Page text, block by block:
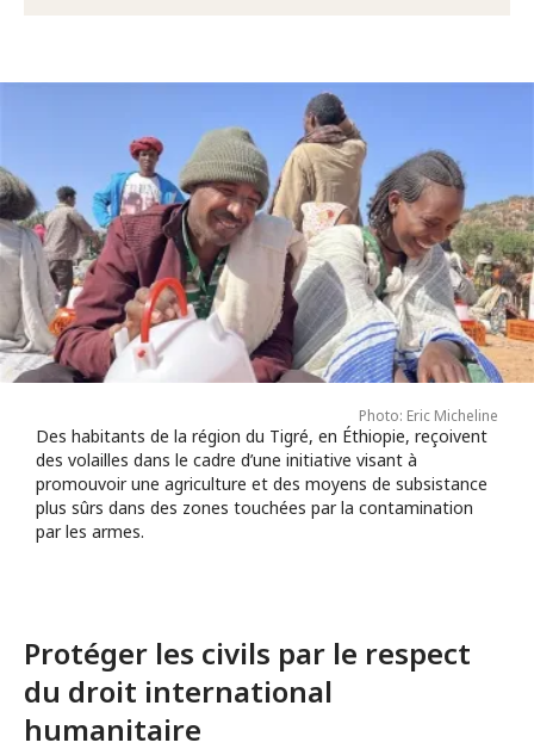
Photo: Eric Micheline
Des habitants de la région du Tigré, en Éthiopie, reçoivent
des volailles dans le cadre d’une initiative visant à
promouvoir une agriculture et des moyens de subsistance
plus sûrs dans des zones touchées par la contamination
par les armes.
Protéger les civils par le respect
du droit international
humanitaire